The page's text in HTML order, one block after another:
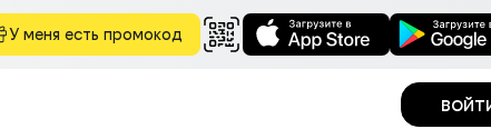
У меня есть промокод